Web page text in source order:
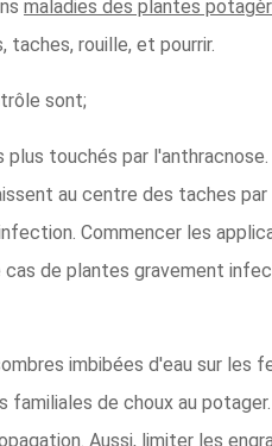
maladies des plantes
rouille, et pourrir.
sont;
touchés par
au centre des taches
Commencer les
de plantes gravement
imbibées d'eau sur les
de choux au
Aussi, limiter les